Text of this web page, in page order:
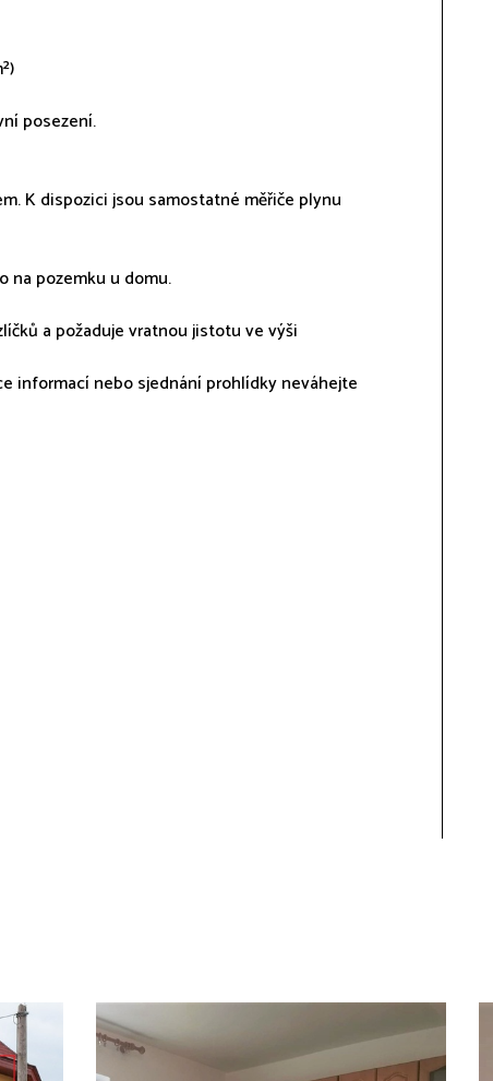
posezení.
K dispozici jsou samostatné měřiče plynu
na pozemku u domu.
a požaduje vratnou jistotu ve výši
informací nebo sjednání prohlídky neváhejte